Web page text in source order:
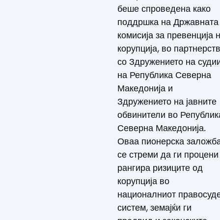
беше спроведена како
поддршка на Државната
комисија за превенција
корупција, во
со Здружението на
на Република Северна
Македонија и
Здружението на јавните
обвинители во
Северна Македонија.
Оваа пионерска
се стреми да ги
рангира ризиците од
корупција во
националниот
систем, земајќи ги